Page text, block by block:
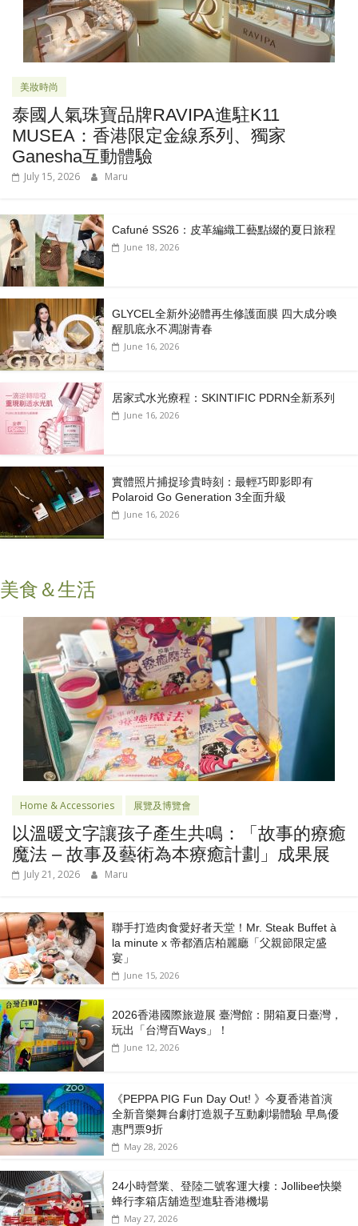
美妝時尚
泰國人氣珠寶品牌RAVIPA進駐K11
MUSEA：香港限定金線系列、獨家
Ganesha互動體驗
July 15, 2026 Maru
Cafuné SS26：皮革編織工藝點綴的夏日旅程
June 18, 2026
GLYCEL全新外泌體再生修護面膜 四大成分喚
醒肌底永不凋謝青春
June 16, 2026
居家式水光療程：SKINTIFIC PDRN全新系列
June 16, 2026
實體照片捕捉珍貴時刻：最輕巧即影即有
Polaroid Go Generation 3全面升級
June 16, 2026
美食＆生活
Home & Accessories 展覽及博覽會
以溫暖文字讓孩子產生共鳴：「故事的療癒
魔法 – 故事及藝術為本療癒計劃」成果展
July 21, 2026 Maru
聯手打造肉食愛好者天堂！Mr. Steak Buffet à
la minute x 帝都酒店柏麗廳「⽗親節限定盛
宴」
June 15, 2026
2026香港國際旅遊展 臺灣館：開箱夏日臺灣，
玩出「台灣百Ways」！
June 12, 2026
《PEPPA PIG Fun Day Out! 》今夏香港首演
全新音樂舞台劇打造親子互動劇場體驗 早鳥優
惠門票9折
May 28, 2026
24小時營業、登陸二號客運大樓：Jollibee快樂
蜂行李箱店舖造型進駐香港機場
May 27, 2026